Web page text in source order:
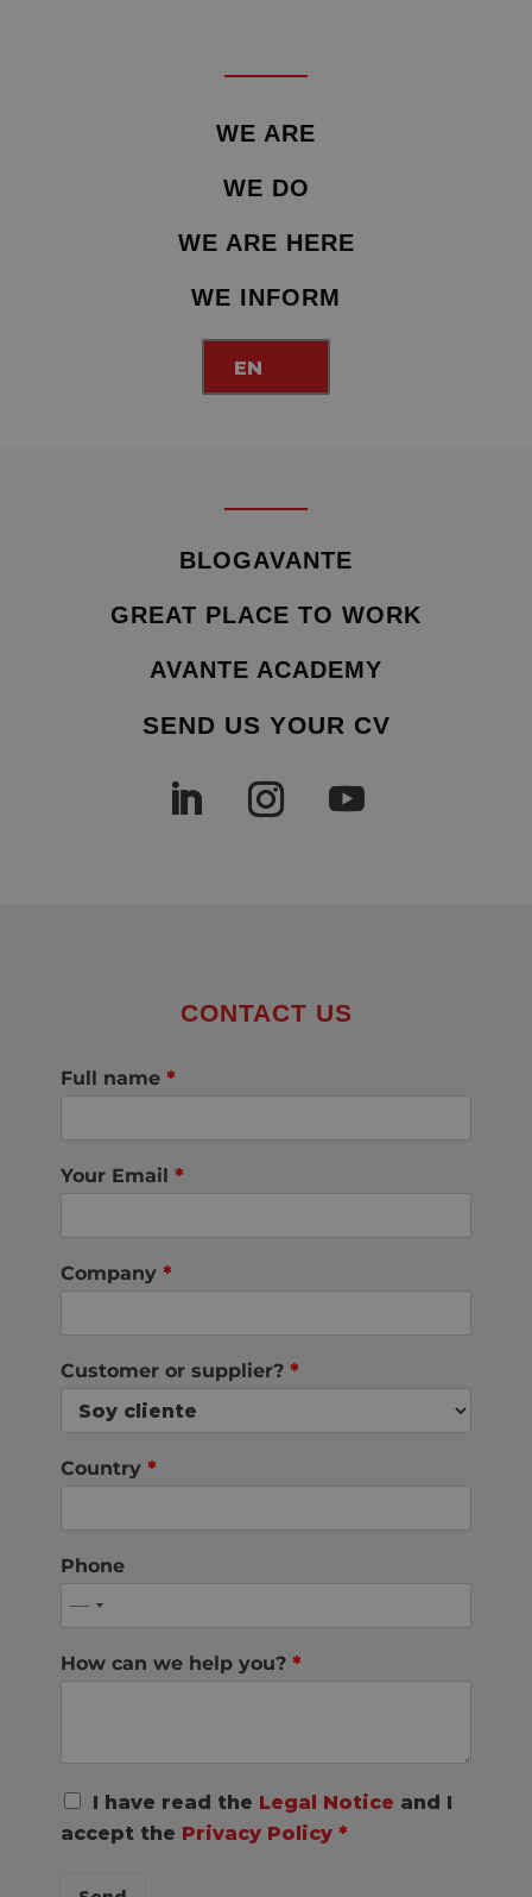
WE ARE
WE DO
WE ARE HERE
WE INFORM
EN
BLOGAVANTE
GREAT PLACE TO WORK
AVANTE ACADEMY
SEND US YOUR CV
CONTACT US
Full name *
Your Email *
Company *
Customer or supplier? *
Country *
Phone
How can we help you? *
R
P
I have read the Legal Notice and I
accept the Privacy Policy *